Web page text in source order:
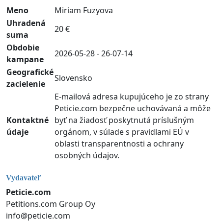
Meno
Miriam Fuzyova
Uhradená
suma
20 €
Obdobie
kampane
2026-05-28 - 26-07-14
Geografické
zacielenie
Slovensko
Kontaktné
údaje
E-mailová adresa kupujúceho je zo strany
Peticie.com bezpečne uchovávaná a môže
byť na žiadosť poskytnutá príslušným
orgánom, v súlade s pravidlami EÚ v
oblasti transparentnosti a ochrany
osobných údajov.
Vydavateľ
Peticie.com
Petitions.com Group Oy
info@peticie.com